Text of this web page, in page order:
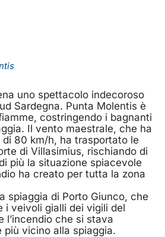
uno spettacolo indecoroso
Sardegna. Punta Molentis è
costringendo i bagnanti
Il vento maestrale, che ha
80 km/h, ha trasportato le
di Villasimius, rischiando di
più la situazione spiacevole
ha creato per tutta la zona
spiaggia di Porto Giunco, che
i veivoli gialli dei vigili del
l’incendio che si stava
più vicino alla spiaggia.